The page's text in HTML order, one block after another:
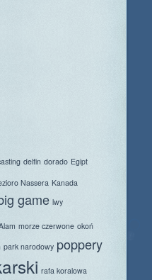
delfin dorado Egipt
Nassera Kanada
game lwy
morze czerwone okoń
park narodowy poppery
rafa koralowa